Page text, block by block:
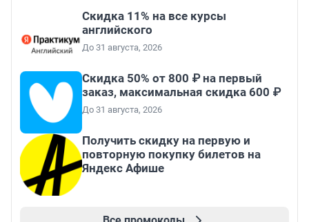
Скидка 11% на все курсы
английского
До 31 августа, 2026
Скидка 50% от 800 ₽ на первый
заказ, максимальная скидка 600 ₽
До 31 августа, 2026
Получить скидку на первую и
повторную покупку билетов на
Яндекс Афише